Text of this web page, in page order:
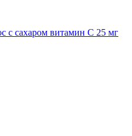
с сахаром витамин С 25 мг